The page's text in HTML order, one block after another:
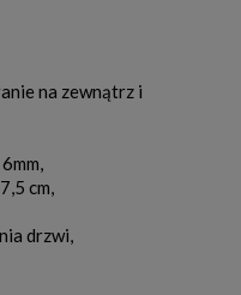
na zewnątrz i
cm,
drzwi,